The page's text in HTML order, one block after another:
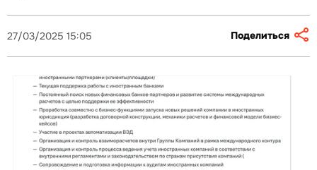
27/03/2025 15:05 Поделиться